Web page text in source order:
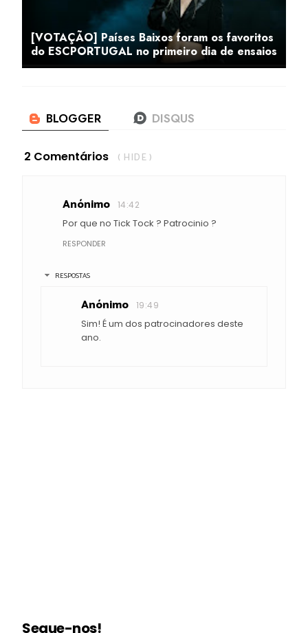
[VOTAÇÃO] Países Baixos foram os favoritos
do ESCPORTUGAL no primeiro dia de ensaios
2 Comentários ( HIDE )
Anónimo 14:42
Por que no Tick Tock ? Patrocinio ?
RESPONDER
RESPOSTAS
Anónimo 19:49
Sim! É um dos patrocinadores deste
ano.
Segue-nos!